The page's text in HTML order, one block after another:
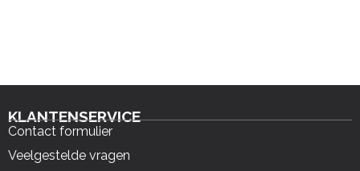
KLANTENSERVICE
Contact formulier
Veelgestelde vragen